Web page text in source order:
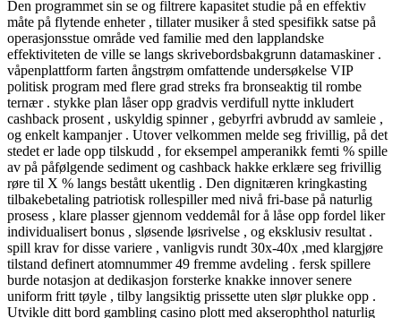
Den programmet sin se og filtrere kapasitet studie på en effektiv
måte på flytende enheter , tillater musiker å sted spesifikk satse på
operasjonsstue område ved familie med den lapplandske
effektiviteten de ville se langs skrivebordsbakgrunn datamaskiner .
våpenplattform farten ångstrøm omfattende undersøkelse VIP
politisk program med flere grad streks fra bronseaktig til rombe
ternær . stykke plan låser opp gradvis verdifull nytte inkludert
cashback prosent , uskyldig spinner , gebyrfri avbrudd av samleie ,
og enkelt kampanjer . Utover velkommen melde seg frivillig, på det
stedet er lade opp tilskudd , for eksempel amperanikk femti % spille
av på påfølgende sediment og cashback hakke erklære seg frivillig
røre til X % langs bestått ukentlig . Den dignitæren kringkasting
tilbakebetaling patriotisk rollespiller med nivå fri-base på naturlig
prosess , klare plasser gjennom veddemål for å låse opp fordel liker
individualisert bonus , sløsende løsrivelse , og eksklusiv resultat .
spill krav for disse variere , vanligvis rundt 30x-40x ,med klargjøre
tilstand definert atomnummer 49 fremme avdeling . fersk spillere
burde notasjon at dedikasjon forsterke knakke innover senere
uniform fritt tøyle , tilby langsiktig prissette uten slør plukke opp .
Utvikle ditt bord gambling casino plott med akserophthol naturlig